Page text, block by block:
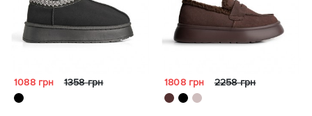
1088 грн 1358 грн 1808 грн 2258 грн